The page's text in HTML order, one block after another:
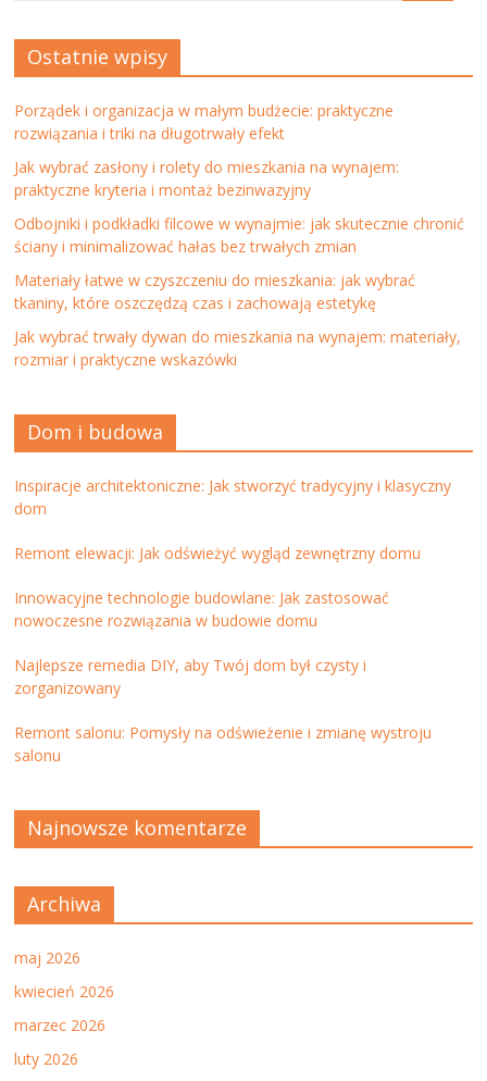
Ostatnie wpisy
Porządek i organizacja w małym budżecie: praktyczne
rozwiązania i triki na długotrwały efekt
Jak wybrać zasłony i rolety do mieszkania na wynajem:
praktyczne kryteria i montaż bezinwazyjny
Odbojniki i podkładki filcowe w wynajmie: jak skutecznie chronić
ściany i minimalizować hałas bez trwałych zmian
Materiały łatwe w czyszczeniu do mieszkania: jak wybrać
tkaniny, które oszczędzą czas i zachowają estetykę
Jak wybrać trwały dywan do mieszkania na wynajem: materiały,
rozmiar i praktyczne wskazówki
Dom i budowa
Inspiracje architektoniczne: Jak stworzyć tradycyjny i klasyczny
dom
Remont elewacji: Jak odświeżyć wygląd zewnętrzny domu
Innowacyjne technologie budowlane: Jak zastosować
nowoczesne rozwiązania w budowie domu
Najlepsze remedia DIY, aby Twój dom był czysty i
zorganizowany
Remont salonu: Pomysły na odświeżenie i zmianę wystroju
salonu
Najnowsze komentarze
Archiwa
maj 2026
kwiecień 2026
marzec 2026
luty 2026